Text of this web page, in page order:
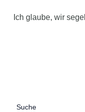
Ich glaube, wir
Suche